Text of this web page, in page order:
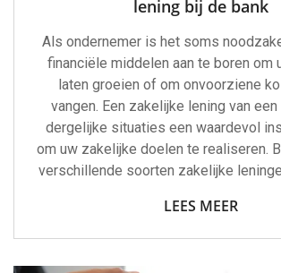
lening bij de bank
Als ondernemer is het soms
financiële middelen aan te boren om
laten groeien of om onvoorziene
vangen. Een zakelijke lening van een
dergelijke situaties een waardevol
om uw zakelijke doelen te realiseren.
verschillende soorten zakelijke
LEES MEER